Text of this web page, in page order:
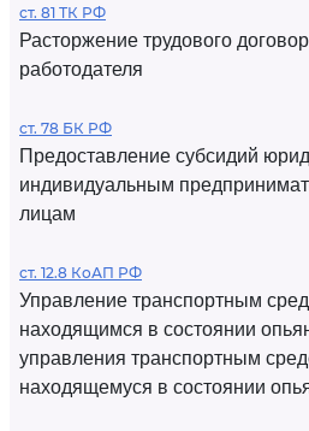
ст. 81 ТК РФ
Расторжение трудового
работодателя
ст. 78 БК РФ
Предоставление субсидий
индивидуальным
лицам
ст. 12.8 КоАП РФ
Управление транспортным
находящимся в состоянии
управления транспортным
находящемуся в состоянии